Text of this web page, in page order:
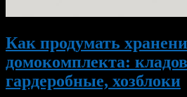
Как продумать
домокомплекта:
гардеробные, хозблоки